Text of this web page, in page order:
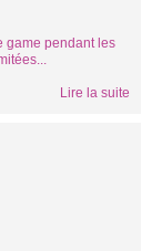
game pendant les
Lire la suite